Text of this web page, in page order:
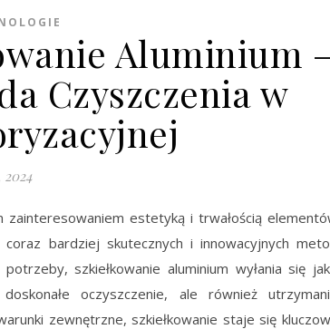
Aluminium
Czyszczenia w
2024
estetyką i trwałością
bardziej skutecznych i innowacyjnych
szkiełkowanie aluminium wyłania się
oczyszczenie, ale również
zewnętrzne, szkiełkowanie staje się